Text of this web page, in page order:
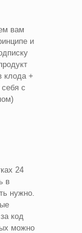
вам
и
клода +
с
24
в
нужно.
код
можно